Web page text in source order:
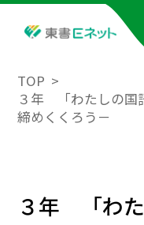
TOP
３年 「わたしの国
締めくくろう－
３年 「わ